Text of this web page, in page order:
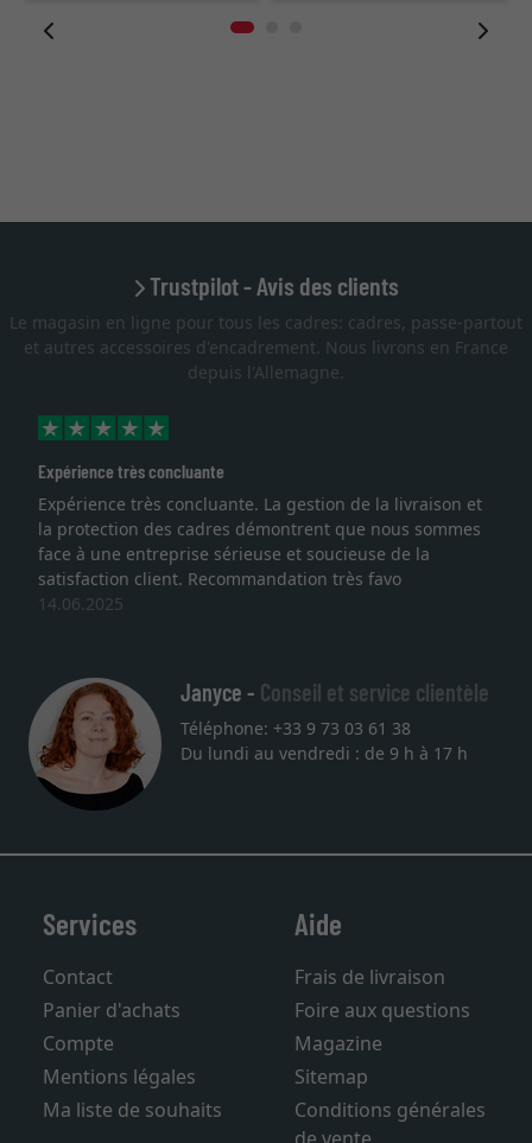
Trustpilot - Avis des clients
Le magasin en ligne pour tous les cadres: cadres, passe-partout
et autres accessoires d'encadrement. Nous livrons en France
depuis l'Allemagne.
Expérience très concluante
Expérience très concluante. La gestion de la livraison et
la protection des cadres démontrent que nous sommes
face à une entreprise sérieuse et soucieuse de la
satisfaction client. Recommandation très favo
14.06.2025
Janyce - Conseil et service clientèle
Téléphone: +33 9 73 03 61 38
Du lundi au vendredi : de 9 h à 17 h
Services
Contact
Panier d'achats
Compte
Mentions légales
Ma liste de souhaits
Aide
Frais de livraison
Foire aux questions
Magazine
Sitemap
Conditions générales
de vente